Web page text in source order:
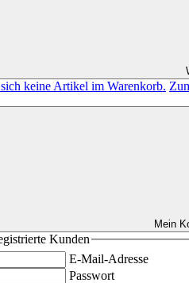
keine Artikel im Warenkorb.
Mein
Kunden
E-Mail-Adresse
Passwort